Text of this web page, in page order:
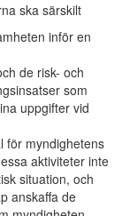
ska särskilt
inför en
de risk- och
som
uppgifter vid
för myndighetens
aktiviteter inte
situation, och
anskaffa de